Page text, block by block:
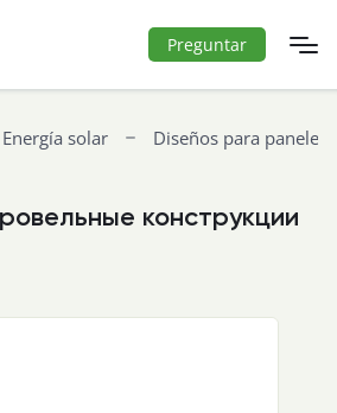
Preguntar
Energía solar Diseños para paneles
конструкции